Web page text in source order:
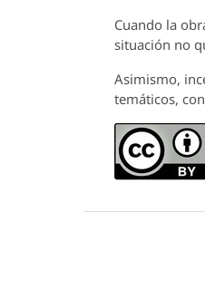
Cuando la
situación no
Asimismo,
temáticos,